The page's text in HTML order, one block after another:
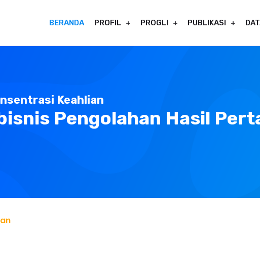
BERANDA PROFIL PROGLI PUBLIKASI
Keahlian
Pengolahan Hasil